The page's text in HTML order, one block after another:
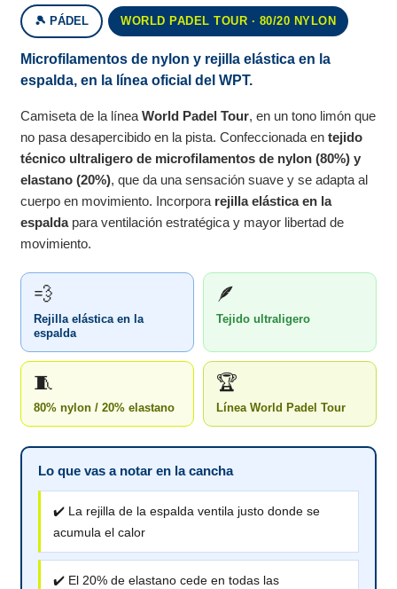
🎾 PÁDEL WORLD PADEL TOUR · 80/20 NYLON
Microfilamentos de nylon y rejilla elástica en la
espalda, en la línea oficial del WPT.
Camiseta de la líneaWorld Padel Tour, en un tono limón que
no pasa desapercibido en la pista. Confeccionada entejido
técnico ultraligero de microfilamentos de nylon (80%) y
elastano (20%), que da una sensación suave y se adapta al
cuerpo en movimiento. Incorpora rejilla elástica en la
espaldapara ventilación estratégica y mayor libertad de
movimiento.
💨
Rejilla elástica en la
espalda
🪶
Tejido ultraligero
🧵
80% nylon / 20% elastano
🏆
Línea World Padel Tour
Lo que vas a notar en la cancha
✔️ La rejilla de la espalda ventila justo donde se
acumula el calor
✔️ El 20% de elastano cede en todas las